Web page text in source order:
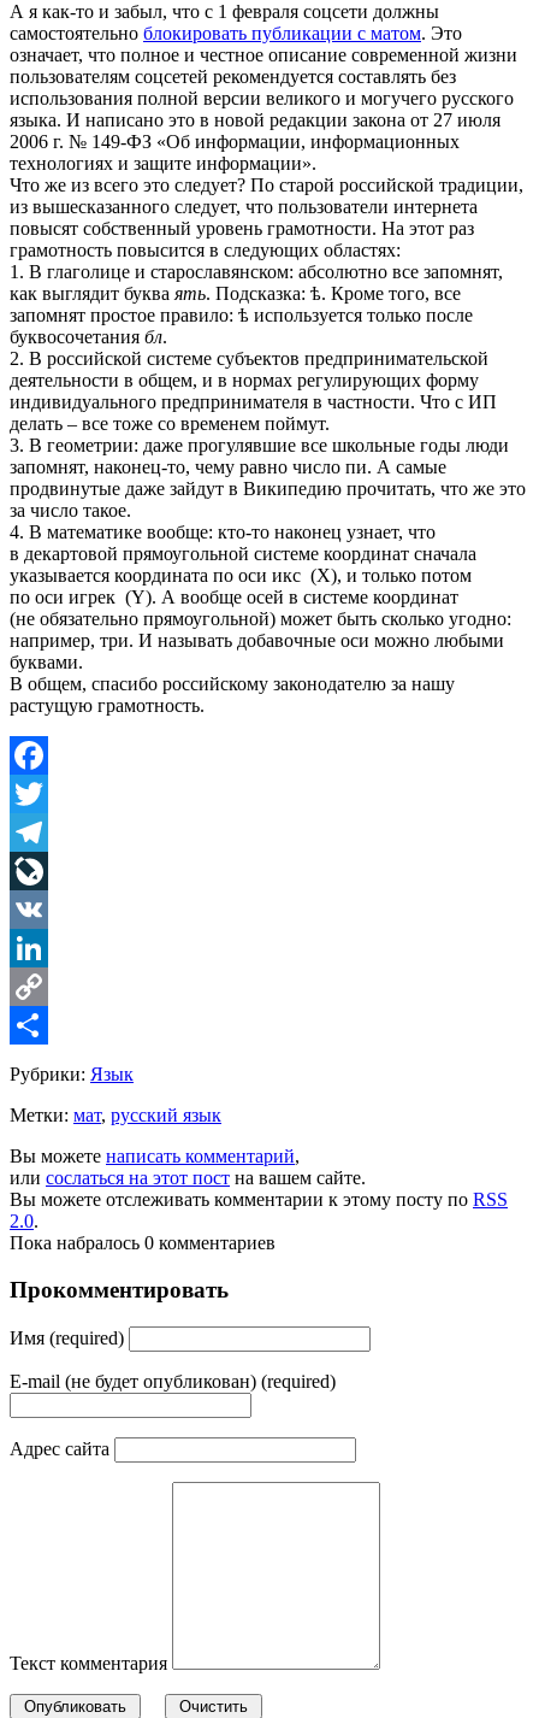
А я как-то и забыл, что с 1 февраля соцсети должны
самостоятельно блокировать публикации с матом. Это
означает, что полное и честное описание современной жизни
пользователям соцсетей рекомендуется составлять без
использования полной версии великого и могучего русского
языка. И написано это в новой редакции закона от 27 июля
2006 г. № 149-ФЗ «Об информации, информационных
технологиях и защите информации».
Что же из всего это следует? По старой российской традиции,
из вышесказанного следует, что пользователи интернета
повысят собственный уровень грамотности. На этот раз
грамотность повысится в следующих областях:
1. В глаголице и старославянском: абсолютно все запомнят,
как выглядит буква ять. Подсказка: ѣ. Кроме того, все
запомнят простое правило: ѣ используется только после
буквосочетания бл.
2. В российской системе субъектов предпринимательской
деятельности в общем, и в нормах регулирующих форму
индивидуального предпринимателя в частности. Что с ИП
делать – все тоже со временем поймут.
3. В геометрии: даже прогулявшие все школьные годы люди
запомнят, наконец-то, чему равно число пи. А самые
продвинутые даже зайдут в Википедию прочитать, что же это
за число такое.
4. В математике вообще: кто-то наконец узнает, что
в декартовой прямоугольной системе координат сначала
указывается координата по оси икс (X), и только потом
по оси игрек (Y). А вообще осей в системе координат
(не обязательно прямоугольной) может быть сколько угодно:
например, три. И называть добавочные оси можно любыми
буквами.
В общем, спасибо российскому законодателю за нашу
растущую грамотность.
Facebook
Twitter
Telegram
LiveJournal
VK
LinkedIn
Copy
Link
Share
Рубрики: Язык
Метки: мат, русский язык
Вы можете написать комментарий,
или сослаться на этот пост на вашем сайте.
Вы можете отслеживать комментарии к этому посту по RSS
2.0.
Пока набралось 0 комментариев
Прокомментировать
Имя (required)
E-mail (не будет опубликован) (required)
Адрес сайта
Текст комментария